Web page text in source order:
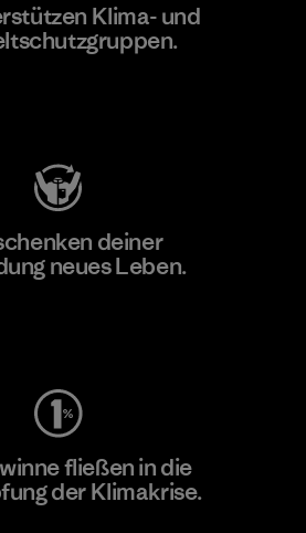
Klima- und
deiner
neues Leben.
fließen in die
der Klimakrise.